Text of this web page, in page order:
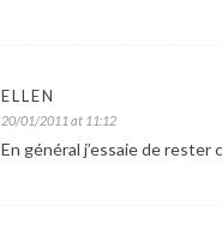
ELLEN
20/01/2011 at 11:12
En général j’essaie de